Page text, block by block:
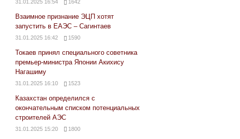
31.01.2025 16:54 1642
Взаимное признание ЭЦП хотят
запустить в ЕАЭС – Сагинтаев
31.01.2025 16:42 1590
Токаев принял специального советника
премьер-министра Японии Акихису
Нагашиму
31.01.2025 16:10 1523
Казахстан определился с
окончательным списком потенциальных
строителей АЭС
31.01.2025 15:20 1800